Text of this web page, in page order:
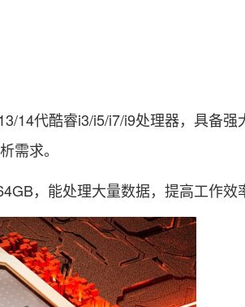
14代酷睿i3/i5/i7/i9处理器，具备强
需求。
，能处理大量数据，提高工作效